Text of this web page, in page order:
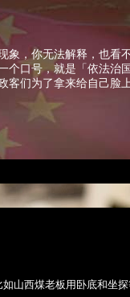
象，你无法解释，也
个口号，就是「依法
们为了拿来给自己脸
山西煤老板用卧底和坐